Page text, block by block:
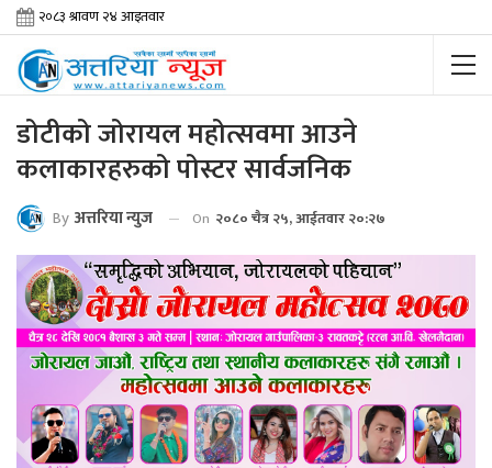
डोटीको जोरायल महोत्सवमा आउने
कलाकारहरुको पोस्टर सार्वजनिक
By अत्तरिया न्युज On २०८० चैत्र २५, आईतवार २०:२७